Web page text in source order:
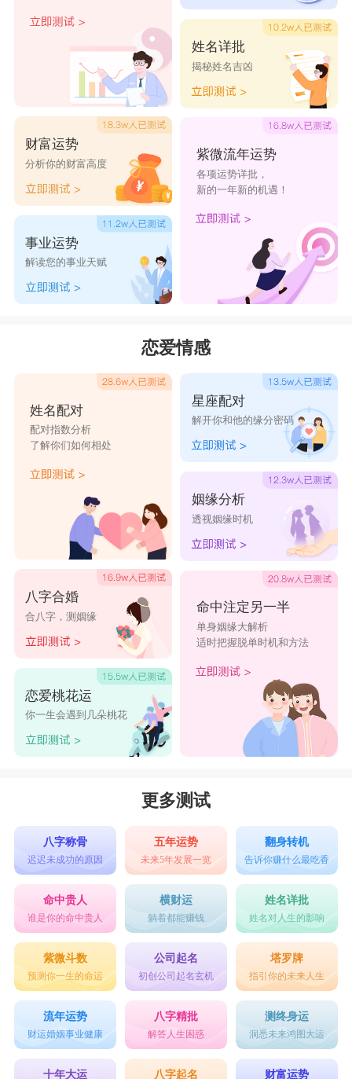
天秤男热爱社交生活，在众人面前表现出无限
的活力。金牛女温柔善良，却缺乏热情，比较被
动，是一个居家型的女人。两人组合在一起，分明
就是一个男主外，女主内的幸福家庭，各司其职，
为彼此的爱情共同努力。只不过时间一长，金牛女
的实际和固执会令天秤男有点受不了，偏偏天秤男
也是顽固的家伙，只是他们表面上逆来顺受，其实
日积月累的矛盾全藏在心里。在性生活方面，金牛
女天性渴求性的满足，天秤男必需配合达到对方的
性要求，这样两人才会更默契。
财富运势
分析你的财富高度
事业运势
解读您的事业天赋
姓名详批
揭秘姓名吉凶
紫微流年运势
各项运势详批，
新的一年新的机遇！
恋爱情感
姓名配对
配对指数分析
了解你们如何相处
八字合婚
合八字，测姻缘
恋爱桃花运
你一生会遇到几朵桃花
星座配对
解开你和他的缘分密码
姻缘分析
透视姻缘时机
命中注定另一半
单身姻缘大解析
适时把握脱单时机和方法
更多测试
八字称骨
迟迟未成功的原因
五年运势
未来5年发展一览
翻身转机
告诉你赚什么最吃香
命中贵人
谁是你的命中贵人
横财运
躺着都能赚钱
姓名详批
姓名对人生的影响
紫微斗数
预测你一生的命运
公司起名
初创公司起名玄机
塔罗牌
指引你的未来人生
流年运势
财运婚姻事业健康
八字精批
解答人生困惑
测终身运
洞悉未来鸿图大运
十年大运 八字起名 财富运势